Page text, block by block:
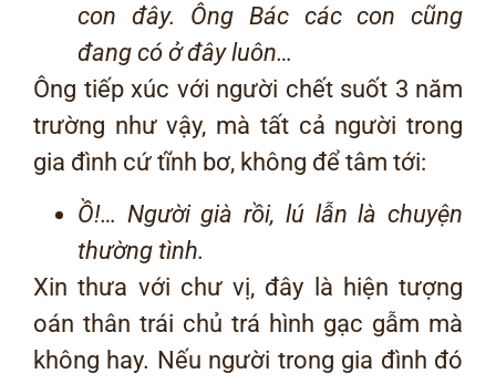
con đây. Ông Bác các con cũng
đang có ở đây luôn…
Ông tiếp xúc với người chết suốt 3 năm
trường như vậy, mà tất cả người trong
gia đình cứ tĩnh bơ, không để tâm tới:
Ồ!… Người già rồi, lú lẫn là chuyện
thường tình.
Xin thưa với chư vị, đây là hiện tượng
oán thân trái chủ trá hình gạc gẫm mà
không hay. Nếu người trong gia đình đó